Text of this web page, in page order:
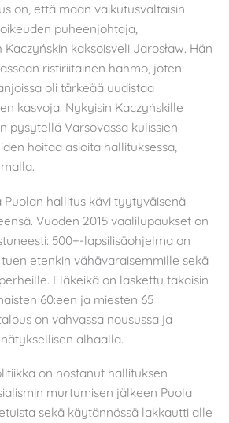
on, että maan vaikutusvaltaisin
puheenjohtaja,
kaksoisveli Jarosław. Hän
ristiriitainen hahmo, joten
oli tärkeää uudistaa
kasvoja. Nykyisin Kaczyńskille
pysytellä Varsovassa kulissien
hoitaa asioita hallituksessa,
Puolan hallitus kävi tyytyväisenä
Vuoden 2015 vaalilupaukset on
500+-lapsilisäohjelma on
etenkin vähävaraisemmille sekä
Eläkeikä on laskettu takaisin
60:een ja miesten 65
on vahvassa nousussa ja
alhaalla.
on nostanut hallituksen
murtumisen jälkeen Puola
sekä käytännössä lakkautti alle